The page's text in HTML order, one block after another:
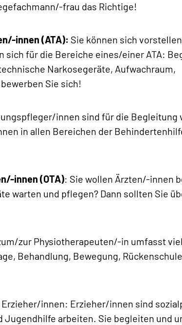
frau das Richtige!
innen (ATA): Sie können sich
für die Bereiche eines/einer ATA:
Narkosegeräte, Aufwachraum,
Sie sich!
innen sind für die Begleitung
in allen Bereichen der
innen (OTA): Sie wollen Ärzten/-innen
warten und pflegen? Dann sollten Sie
zur Physiotherapeuten/-in umfasst
Behandlung, Bewegung,
innen: Erzieher/innen sind
Jugendhilfe arbeiten. Sie begleiten und